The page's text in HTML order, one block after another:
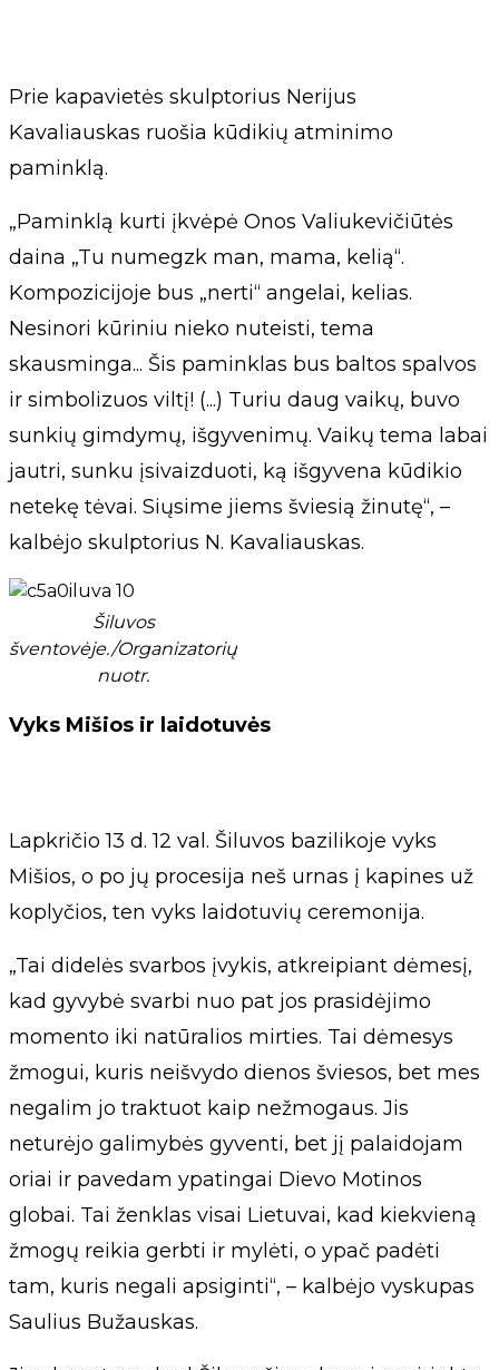
Prie kapavietės skulptorius Nerijus
Kavaliauskas ruošia kūdikių atminimo
paminklą.
„Paminklą kurti įkvėpė Onos Valiukevičiūtės
daina „Tu numegzk man, mama, kelią“.
Kompozicijoje bus „nerti“ angelai, kelias.
Nesinori kūriniu nieko nuteisti, tema
skausminga... Šis paminklas bus baltos spalvos
ir simbolizuos viltį! (...) Turiu daug vaikų, buvo
sunkių gimdymų, išgyvenimų. Vaikų tema labai
jautri, sunku įsivaizduoti, ką išgyvena kūdikio
netekę tėvai. Siųsime jiems šviesią žinutę“, –
kalbėjo skulptorius N. Kavaliauskas.
Šiluvos
šventovėje./Organizatorių
nuotr.
Vyks Mišios ir laidotuvės
Lapkričio 13 d. 12 val. Šiluvos bazilikoje vyks
Mišios, o po jų procesija neš urnas į kapines už
koplyčios, ten vyks laidotuvių ceremonija.
„Tai didelės svarbos įvykis, atkreipiant dėmesį,
kad gyvybė svarbi nuo pat jos prasidėjimo
momento iki natūralios mirties. Tai dėmesys
žmogui, kuris neišvydo dienos šviesos, bet mes
negalim jo traktuot kaip nežmogaus. Jis
neturėjo galimybės gyventi, bet jį palaidojam
oriai ir pavedam ypatingai Dievo Motinos
globai. Tai ženklas visai Lietuvai, kad kiekvieną
žmogų reikia gerbti ir mylėti, o ypač padėti
tam, kuris negali apsiginti“, – kalbėjo vyskupas
Saulius Bužauskas.